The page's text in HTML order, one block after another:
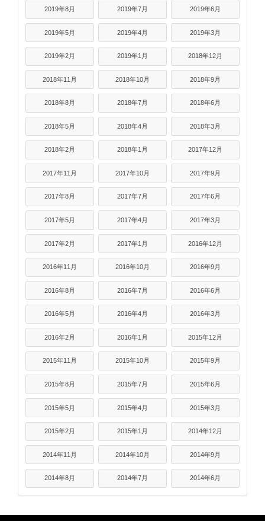
2019年8月 2019年7月 2019年6月
2019年5月 2019年4月 2019年3月
2019年2月 2019年1月 2018年12月
2018年11月 2018年10月 2018年9月
2018年8月 2018年7月 2018年6月
2018年5月 2018年4月 2018年3月
2018年2月 2018年1月 2017年12月
2017年11月 2017年10月 2017年9月
2017年8月 2017年7月 2017年6月
2017年5月 2017年4月 2017年3月
2017年2月 2017年1月 2016年12月
2016年11月 2016年10月 2016年9月
2016年8月 2016年7月 2016年6月
2016年5月 2016年4月 2016年3月
2016年2月 2016年1月 2015年12月
2015年11月 2015年10月 2015年9月
2015年8月 2015年7月 2015年6月
2015年5月 2015年4月 2015年3月
2015年2月 2015年1月 2014年12月
2014年11月 2014年10月 2014年9月
2014年8月 2014年7月 2014年6月